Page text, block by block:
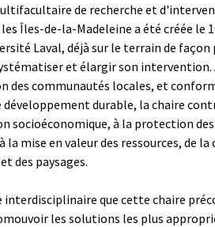
de recherche et
Îles-de-la-Madeleine a été créée le
Laval, déjà sur le terrain de
et élargir son intervention.
des communautés locales, et
développement durable, la chaire
socioéconomique, à la protection
la mise en valeur des ressources, de la
des paysages.
interdisciplinaire que cette chaire
les solutions les plus